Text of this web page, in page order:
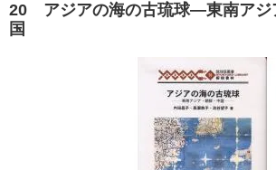
20 アジアの海の古琉球―東南アジ
国